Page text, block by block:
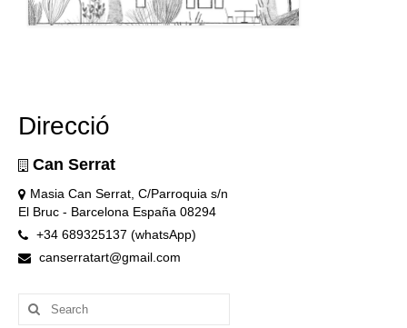
Direcció
Can Serrat
Masia Can Serrat, C/Parroquia s/n
El Bruc - Barcelona España 08294
+34 689325137 (whatsApp)
canserratart@gmail.com
Search
for: